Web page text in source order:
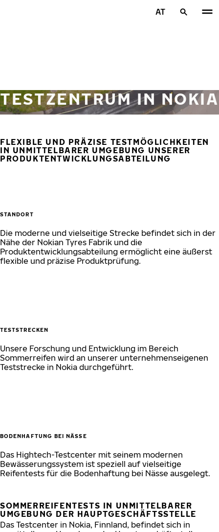
AT
TESTZENTRUM IN NOKIA
FLEXIBLE UND PRÄZISE TESTMÖGLICHKEITEN
IN UNMITTELBARER UMGEBUNG UNSERER
PRODUKTENTWICKLUNGSABTEILUNG
STANDORT
Die moderne und vielseitige Strecke befindet sich in der
Nähe der Nokian Tyres Fabrik und die
Produktentwicklungsabteilung ermöglicht eine äußerst
flexible und präzise Produktprüfung.
TESTSTRECKEN
Unsere Forschung und Entwicklung im Bereich
Sommerreifen wird an unserer unternehmenseigenen
Teststrecke in Nokia durchgeführt.
BODENHAFTUNG BEI NÄSSE
Das Hightech-Testcenter mit seinem modernen
Bewässerungssystem ist speziell auf vielseitige
Reifentests für die Bodenhaftung bei Nässe ausgelegt.
SOMMERREIFENTESTS IN UNMITTELBARER
UMGEBUNG DER HAUPTGESCHÄFTSSTELLE
Das Testcenter in Nokia, Finnland, befindet sich in